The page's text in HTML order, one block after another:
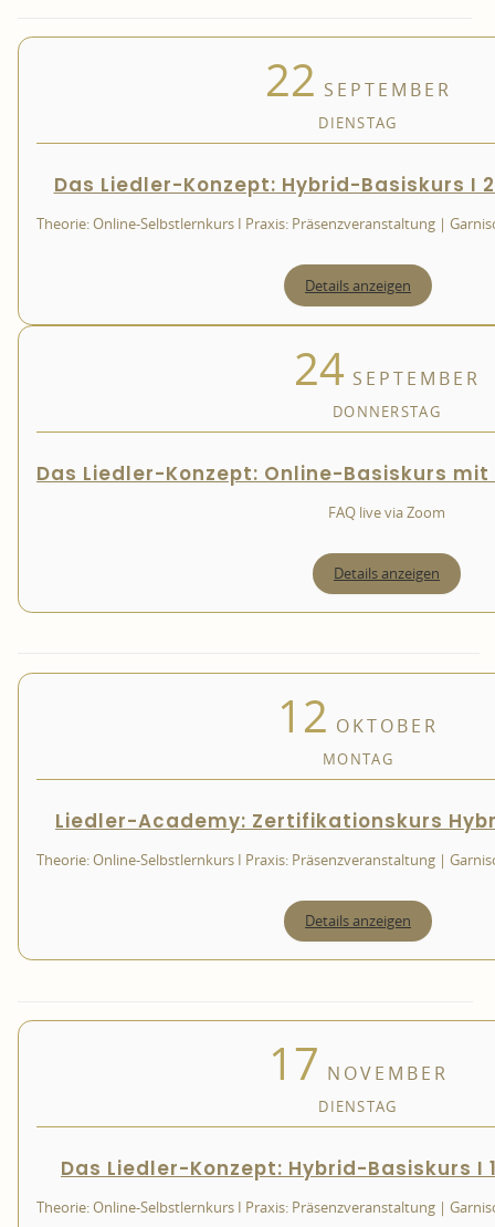
22 SEPTEMBER
DIENSTAG
Das Liedler-Konzept: Hybrid-Basiskurs I
Theorie: Online-Selbstlernkurs I Praxis: Präsenzveranstaltung |
Details anzeigen
24 SEPTEMBER
DONNERSTAG
Das Liedler-Konzept: Online-Basiskurs mit
FAQ live via Zoom
Details anzeigen
12 OKTOBER
MONTAG
Liedler-Academy: Zertifikationskurs
Theorie: Online-Selbstlernkurs I Praxis: Präsenzveranstaltung |
Details anzeigen
17 NOVEMBER
DIENSTAG
Das Liedler-Konzept: Hybrid-Basiskurs I
Theorie: Online-Selbstlernkurs I Praxis: Präsenzveranstaltung |